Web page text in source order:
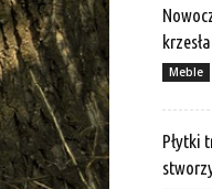
Meble
Płytki